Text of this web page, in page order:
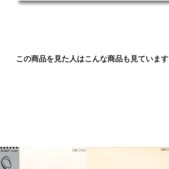
この商品を見た人はこんな商品も見ています